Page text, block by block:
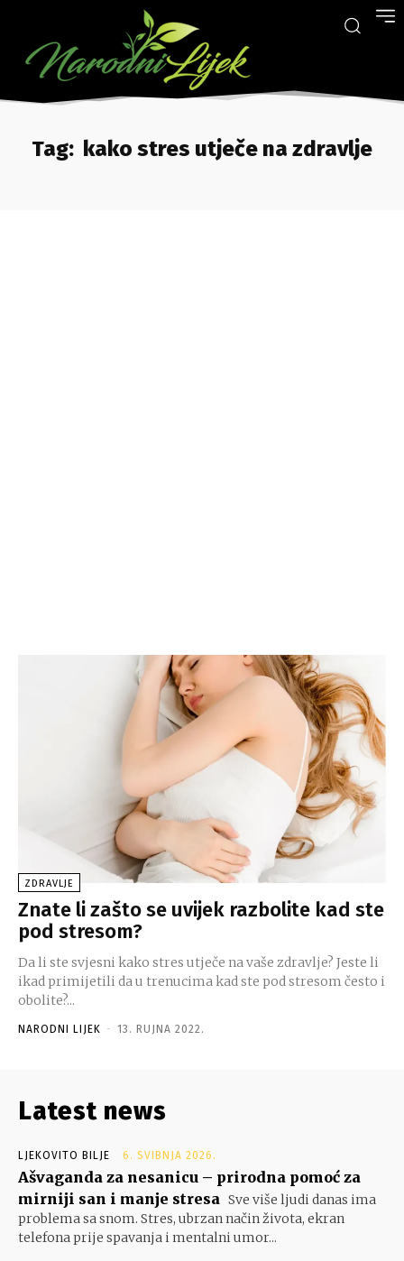
Tag: kako stres utječe na zdravlje
ZDRAVLJE
Znate li zašto se uvijek razbolite kad ste
pod stresom?
Da li ste svjesni kako stres utječe na vaše zdravlje? Jeste li
ikad primijetili da u trenucima kad ste pod stresom često i
obolite?...
NARODNI LIJEK - 13. RUJNA 2022.
Latest news
LJEKOVITO BILJE 6. SVIBNJA 2026.
Ašvaganda za nesanicu – prirodna pomoć za
mirniji san i manje stresa Sve više ljudi danas ima
problema sa snom. Stres, ubrzan način života, ekran
telefona prije spavanja i mentalni umor...